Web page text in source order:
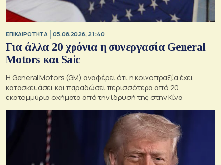
ΕΠΙΚΑΙΡΟΤΗΤΑ 05.08.2026, 21:40
Για άλλα 20 χρόνια η συνεργασία General
Motors και Saic
Η General Motors (GM) αναφέρει ότι η κοινοπραξία έχει
κατασκευάσει και παραδώσει περισσότερα από 20
εκατομμύρια οχήματα από την ίδρυσή της στην Κίνα